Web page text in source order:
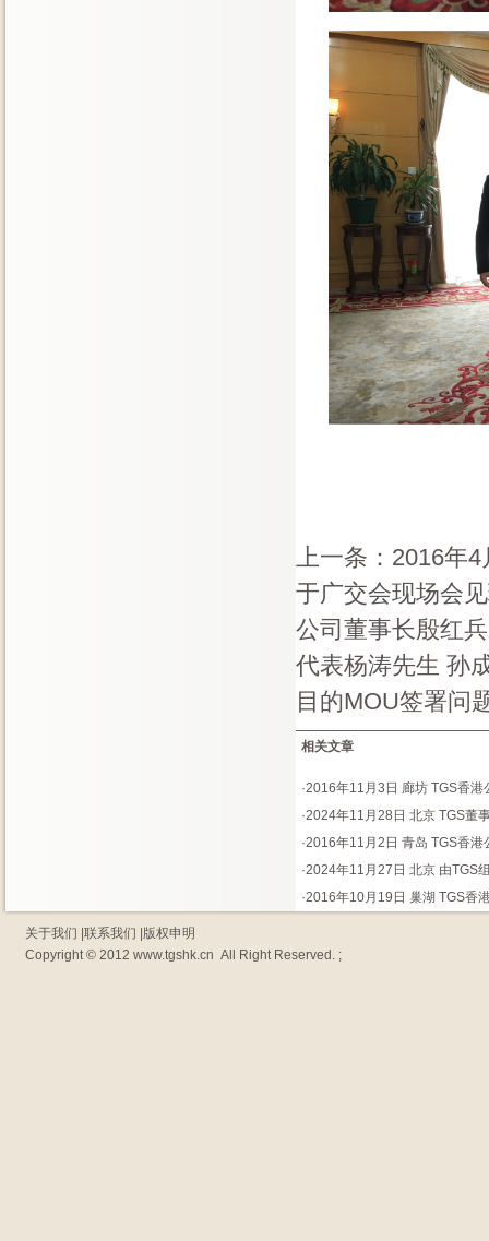
上一条： 2016年
于广交会现场会
公司董事长殷红
代表杨涛先生 孙
目的MOU签署问
相关文章
·2016年11月3日 廊坊 TGS香港
·2024年11月28日 北京 TGS董
·2016年11月2日 青岛 TGS香港
·2024年11月27日 北京 由TGS
·2016年10月19日 巢湖 TGS香
关于我们 联系我们
版权申明
Copyright © 2012 www.tgshk.cn All Right Reserved. ;